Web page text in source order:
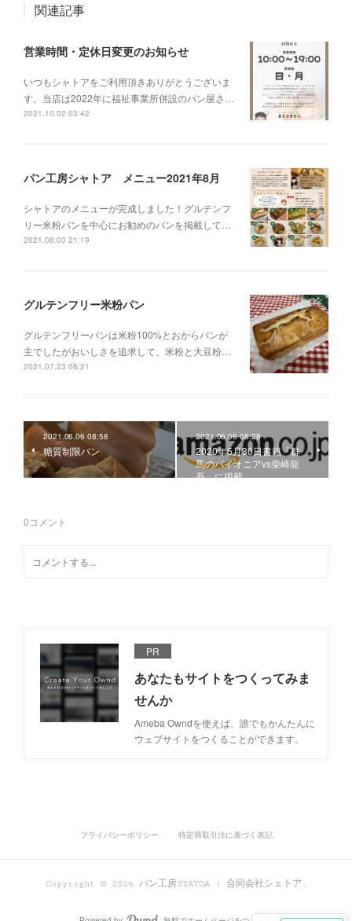
関連記事
営業時間・定休日変更のお知らせ
いつもシャトアをご利用頂きありがとうございま
す。当店は2022年に福祉事業所併設のパン屋さ…
2021.10.02 03:42
パン工房シャトア メニュー2021年8月
シャトアのメニューが完成しました！グルテンフ
リー米粉パンを中心にお勧めのパンを掲載して…
2021.08.03 21:19
グルテンフリー米粉パン
グルテンフリーパンは米粉100%とおからパンが
主でしたがおいしさを追求して、米粉と大豆粉…
2021.07.23 08:21
2021.06.06 08:58
糖質制限パン
2021.06.06 08:28
2020年5月30日書籍「群
馬のパイオニアvs柴崎龍
吾」に掲載
0コメント
PR
あなたもサイトをつくってみま
せんか
Ameba Owndを使えば、誰でもかんたんに
ウェブサイトをつくることができます。
プライバシーポリシー 特定商取引法に基づく表記
Copyright © 2026 パン工房SYATOA | 合同会社シェトア .